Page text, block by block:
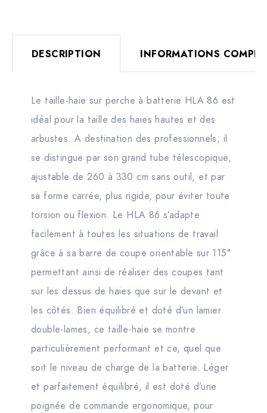
DESCRIPTION INFORMATIONS
Le taille-haie sur perche à batterie HLA 86 est
idéal pour la taille des haies hautes et des
arbustes. A destination des professionnels, il
se distingue par son grand tube télescopique,
ajustable de 260 à 330 cm sans outil, et par
sa forme carrée, plus rigide, pour éviter toute
torsion ou flexion. Le HLA 86 s’adapte
facilement à toutes les situations de travail
grâce à sa barre de coupe orientable sur 115°
permettant ainsi de réaliser des coupes tant
sur les dessus de haies que sur le devant et
les côtés. Bien équilibré et doté d’un lamier
double-lames, ce taille-haie se montre
particulièrement performant et ce, quel que
soit le niveau de charge de la batterie. Léger
et parfaitement équilibré, il est doté d’une
poignée de commande ergonomique, pour